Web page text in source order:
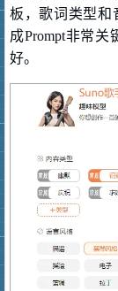
板，歌词类型和
成Prompt非常
好。